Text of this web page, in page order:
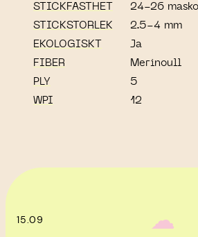
STICKFASTHET
24-26
STICKSTORLEK
2.5-4 mm
EKOLOGISKT
Ja
FIBER
Merinoull
PLY
5
WPI
12
15.09 ‎ ‎‎ ☁︎‎‎